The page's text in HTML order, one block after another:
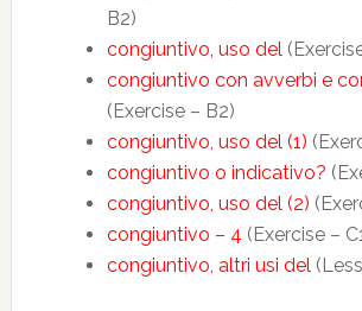
B2)
congiuntivo, uso del
congiuntivo con avverbi e
(Exercise – B2)
congiuntivo, uso del (1)
congiuntivo o indicativo?
congiuntivo, uso del (2)
congiuntivo – 4 (Exercise –
congiuntivo, altri usi del